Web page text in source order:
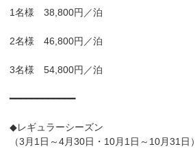
1名様 38,800円／泊
2名様 46,800円／泊
3名様 54,800円／泊
━━━━━━━━━━━━
◆レギュラーシーズン
（3月1日～4月30日・10月1日～10月31日）